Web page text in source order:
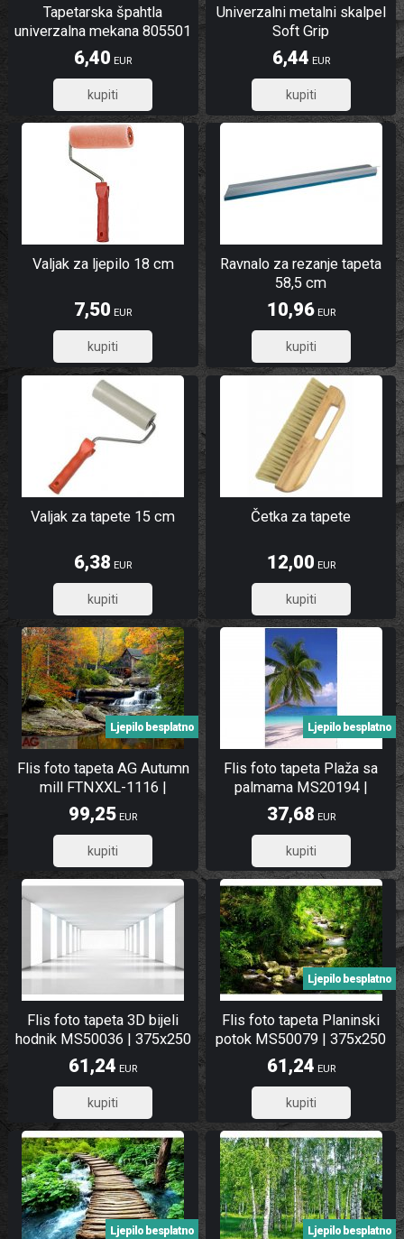
Tapetarska špahtla
univerzalna mekana 805501
6,40 EUR
5,12
Univerzalni metalni skalpel
Soft Grip
6,44 EUR
5,15
Valjak za ljepilo 18 cm
7,50 EUR
6,00
Ravnalo za rezanje tapeta
58,5 cm
10,96EUR
8,77
Valjak za tapete 15 cm
6,38 EUR
5,10
Četka za tapete
12,00 EUR
9,60
Flis foto tapeta AG Autumn
mill FTNXXL-1116 |
360x270 cm
Ljepilo besplatno
99,25 EUR
79,40
Flis foto tapeta Plaža sa
palmama MS20194 |
150x250 cm
Ljepilo besplatno
37,68 EUR
30,14
Flis foto tapeta 3D bijeli
hodnik MS50036 | 375x250
cm
61,24 EUR
48,99
Flis foto tapeta Planinski
potok MS50079 | 375x250
cm
Ljepilo besplatno
61,24 EUR
48,99
Ljepilo besplatno Ljepilo besplatno